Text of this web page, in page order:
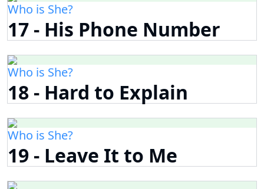
Who is She?
17 - His Phone Number
Who is She?
18 - Hard to Explain
Who is She?
19 - Leave It to Me